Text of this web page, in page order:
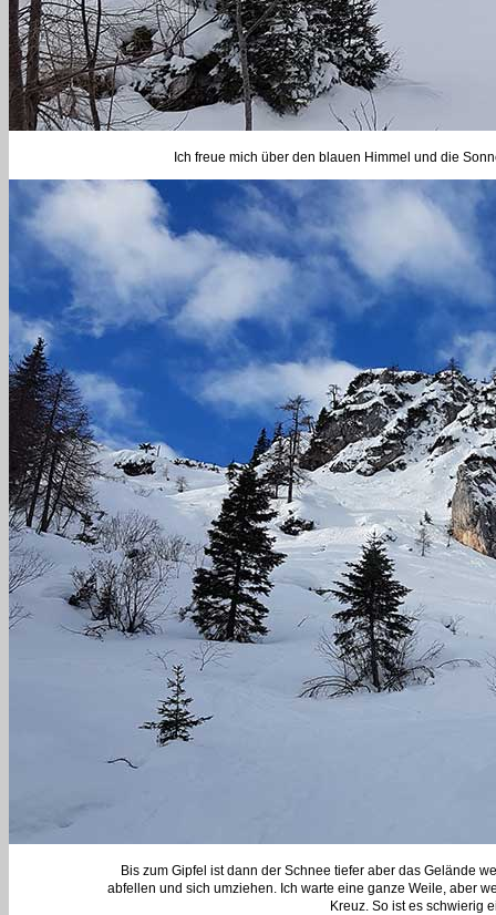
Ich freue mich über den blauen Himmel und die
Bis zum Gipfel ist dann der Schnee tiefer aber das Gelände
abfellen und sich umziehen. Ich warte eine ganze Weile, aber
Kreuz. So ist es schwierig